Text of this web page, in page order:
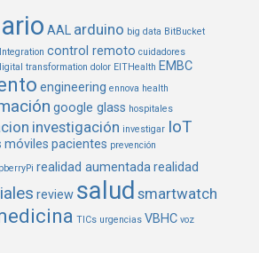
AAL arduino big data BitBucket
control remoto cuidadores
transformation dolor EITHealth EMBC
engineering ennova health
google glass hospitales
investigación investigar IoT
móviles pacientes prevención
realidad aumentadarealidad
review salud smartwatch
TICs urgencias VBHC voz